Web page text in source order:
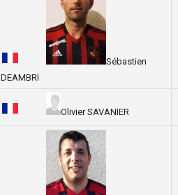
Sébastien
DEAMBRI
Olivier SAVANIER